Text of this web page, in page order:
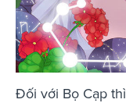
Đối với Bọ Cạp